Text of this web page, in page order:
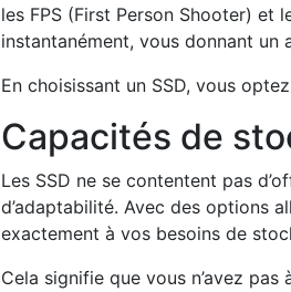
les FPS (First Person Shooter) et
instantanément, vous donnant
En choisissant un SSD, vous
Capacités de
Les SSD ne se contentent pas
d’adaptabilité. Avec des options
exactement à vos besoins de
Cela signifie que vous n’avez